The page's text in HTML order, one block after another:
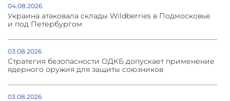
04.08.2026
Украина атаковала склады Wildberries в Подмосковье
и под Петербургом
03.08.2026
Стратегия безопасности ОДКБ допускает применение
ядерного оружия для защиты союзников
03.08.2026